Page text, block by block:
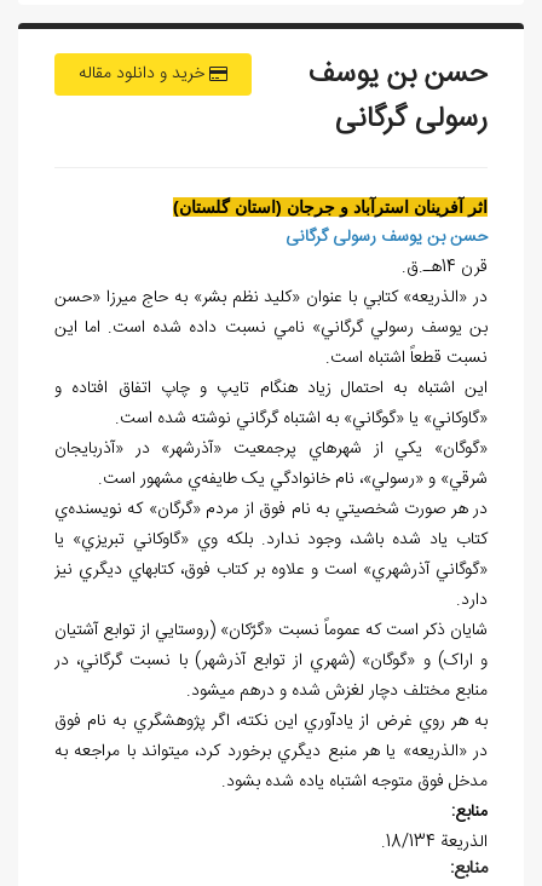
خرید و دانلود مقاله
حسن بن يوسف
رسولی گرگانی
اثر آفرينان استرآباد و جرجان (استان گلستان)
حسن بن يوسف رسولی گرگانی
قرن 14هـ.ق.
در «الذريعه» کتابي با عنوان «کليد نظم بشر» به حاج ميرزا «حسن
بن يوسف رسولي گرگاني» نامي نسبت داده شده است. اما اين
نسبت قطعاً اشتباه است.
اين اشتباه به احتمال زياد هنگام تايپ و چاپ اتفاق افتاده و
«گاوکاني» يا «گوگاني» به اشتباه گرگاني نوشته شده است.
«گوگان» يکي از شهرهاي پرجمعيت «آذرشهر» در «آذربايجان
شرقي» و «رسولي»، نام خانوادگي يک طايفه‌ي مشهور است.
در هر صورت شخصيتي به نام فوق از مردم «گرگان» که نويسنده‌ي
کتاب ياد شده باشد، وجود ندارد. بلکه وي «گاوکاني تبريزي» يا
«گوگاني آذرشهري» است و علاوه بر کتاب فوق، کتاب⁮هاي ديگري نيز
دارد.
شايان ذکر است که عموماً نسبت «گرّکان» (روستايي از توابع آشتيان
و اراک) و «گوگان» (شهري از توابع آذرشهر) با نسبت گرگاني، در
منابع مختلف دچار لغزش شده و درهم مي⁮شود.
به هر روي غرض از يادآوري اين نکته، اگر پژوهشگري به نام فوق
در «الذريعه» يا هر منبع ديگري برخورد کرد، مي⁮تواند با مراجعه به
مدخل فوق متوجه اشتباه ياده شده بشود.
منابع:
الذريعة 18/134.
منابع: